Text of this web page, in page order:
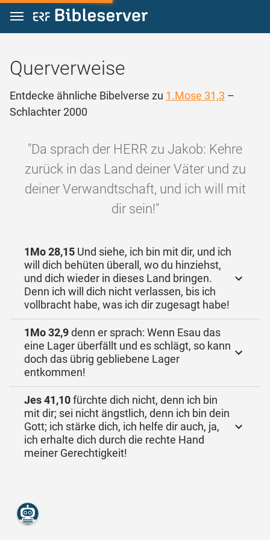
Zum Inhalt springen
Querverweise
Entdecke ähnliche Bibelverse zu 1.Mose 31,3 –
Schlachter 2000
"Da sprach der HERR zu Jakob: Kehre
zurück in das Land deiner Väter und zu
deiner Verwandtschaft, und ich will mit
dir sein!"
1Mo 28,15 Und siehe, ich bin mit dir, und ich
will dich behüten überall, wo du hinziehst,
und dich wieder in dieses Land bringen.
Denn ich will dich nicht verlassen, bis ich
vollbracht habe, was ich dir zugesagt habe!
1Mo 32,9denn er sprach: Wenn Esau das
eine Lager überfällt und es schlägt, so kann
doch das übrig gebliebene Lager
entkommen!
Jes 41,10fürchte dich nicht, denn ich bin
mit dir; sei nicht ängstlich, denn ich bin dein
Gott; ich stärke dich, ich helfe dir auch, ja,
ich erhalte dich durch die rechte Hand
meiner Gerechtigkeit!